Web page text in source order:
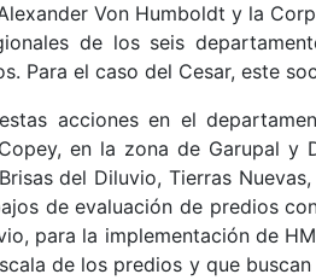
Von Humboldt y la
de los seis
Para el caso del Cesar, este
acciones en el
en la zona de Garupal y
del Diluvio, Tierras
de evaluación de predios
para la implementación de
de los predios y que